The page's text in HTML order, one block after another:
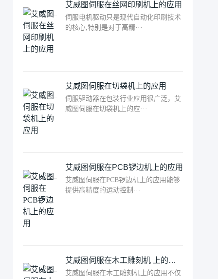
艾威图伺服在丝网印刷机上的应用
伺服电机驱动只是现代自动化印刷技术
的核心,特别是对于高精···
艾威图伺服在切袋机上的应用
伺服驱动器在包装行业应用很广泛，艾
威图伺服在切袋机上的应···
艾威图伺服在PCB锣边机上的应用
艾威图伺服在PCB锣边机上的应用能够
提供高精度的运动控制···
艾威图伺服在木工雕刻机 上的应用
艾威图伺服在木工雕刻机上的应用不仅